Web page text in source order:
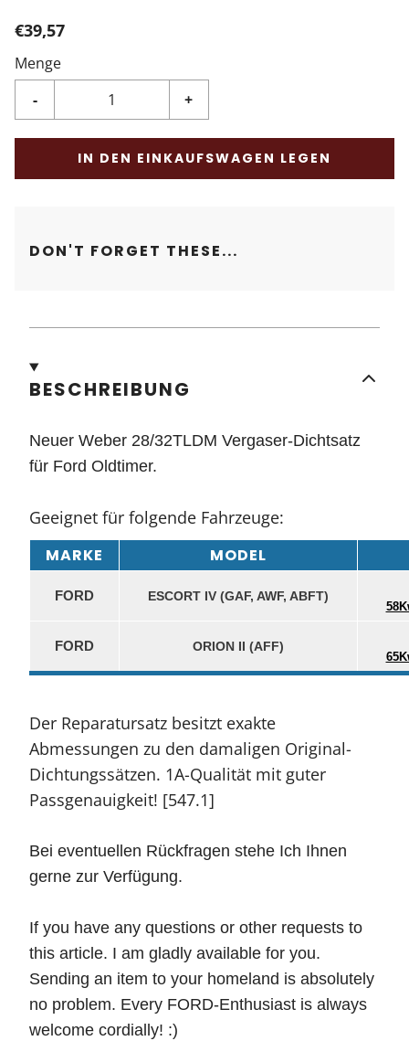
€39,57
Menge
-
+
IN DEN EINKAUFSWAGEN LEGEN
DON'T FORGET THESE...
BESCHREIBUNG
Neuer Weber 28/32TLDM Vergaser-Dichtsatz
für Ford Oldtimer.
Geeignet für folgende Fahrzeuge:
MARKE MODEL
FORD ESCORT IV (GAF, AWF, ABFT)
FORD ORION II (AFF)
Der Reparatursatz besitzt exakte
Abmessungen zu den damaligen Original-
Dichtungssätzen. 1A-Qualität mit guter
Passgenauigkeit! [547.1]
Bei eventuellen Rückfragen stehe Ich Ihnen
gerne zur Verfügung.
If you have any questions or other requests to
this article. I am gladly available for you.
Sending an item to your homeland is absolutely
no problem. Every FORD-Enthusiast is always
welcome cordially! :)